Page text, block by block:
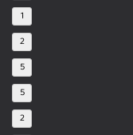
1
2
5
5
2